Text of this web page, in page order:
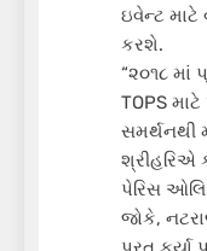
ઇવેન્ટ માટે
કરશે.
“૨૦૧૮ માં
TOPS
સમર્થનથી
શ્રીહરિએ
પેરિસ
જોકે,